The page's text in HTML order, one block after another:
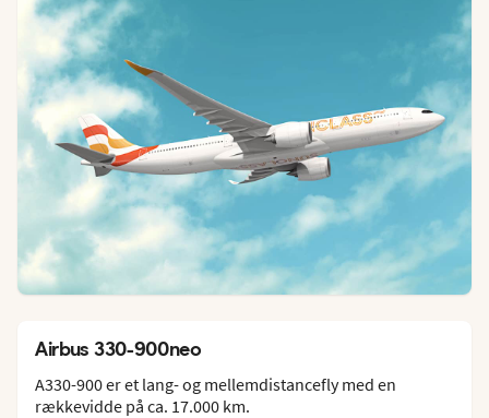
Airbus 330-900neo
A330-900 er et lang- og mellemdistancefly med en
rækkevidde på ca. 17.000 km.